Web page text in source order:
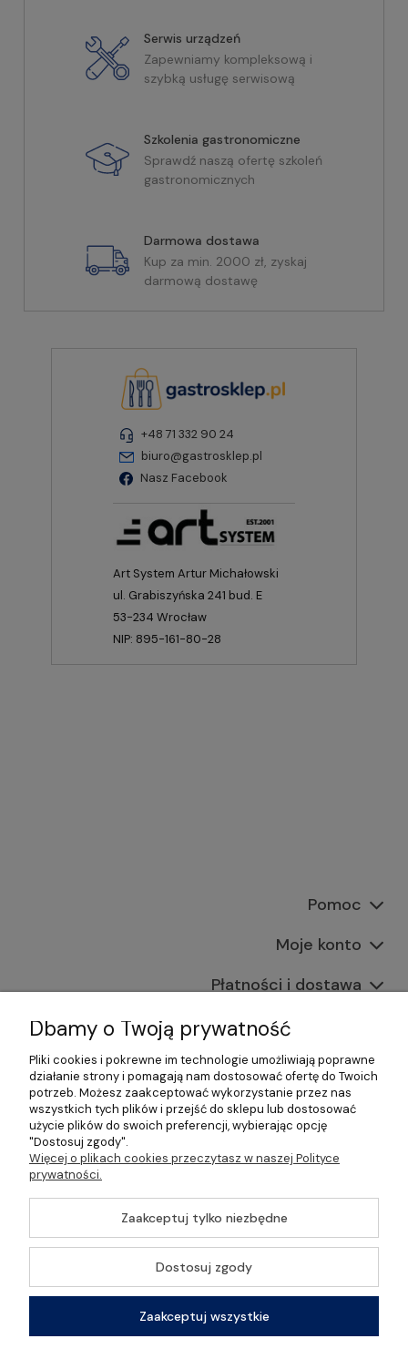
Serwis urządzeń
Zapewniamy kompleksową i
szybką usługę serwisową
Szkolenia gastronomiczne
Sprawdź naszą ofertę szkoleń
gastronomicznych
Darmowa dostawa
Kup za min. 2000 zł, zyskaj
darmową dostawę
+48 71 332 90 24
biuro@gastrosklep.pl
Nasz Facebook
Art System Artur Michałowski
ul. Grabiszyńska 241 bud. E
53-234 Wrocław
NIP: 895-161-80-28
Pomoc
Moje konto
Płatności i dostawa
Informacje
O nas
©2026 Wszelkie Prawa Zastrzeżone | Gastrosklep |
Wyposażenie gastronomii, restauracji oraz barów
Szablon Master byEcommercy
Pokaż pełną wersję strony
Sklep internetowy Shoper Premium
Dbamy o Twoją prywatność
Pliki cookies i pokrewne im technologie umożliwiają poprawne
działanie strony i pomagają nam dostosować ofertę do Twoich
potrzeb. Możesz zaakceptować wykorzystanie przez nas
wszystkich tych plików i przejść do sklepu lub dostosować
użycie plików do swoich preferencji, wybierając opcję
"Dostosuj zgody".
Więcej o plikach cookies przeczytasz w naszej Polityce
prywatności.
Zaakceptuj tylko niezbędne
Dostosuj zgody
Zaakceptuj wszystkie